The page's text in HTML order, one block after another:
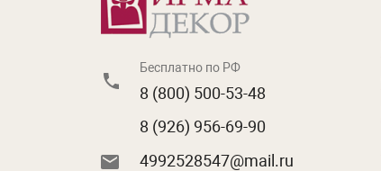
Бесплатно по РФ
8 (800) 500-53-48
8 (926) 956-69-90
4992528547@mail.ru